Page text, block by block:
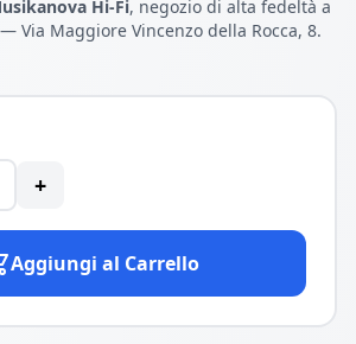
Hi-Fi, negozio di alta fedeltà a
Via Maggiore Vincenzo della Rocca, 8.
+
Aggiungi al Carrello